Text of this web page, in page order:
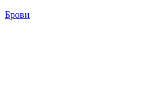
Брови